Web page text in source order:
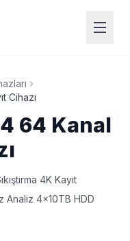
Cihazı
64 Kanal
4K Kayıt
Analiz 4x10TB HDD